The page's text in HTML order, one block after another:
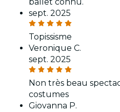
sept. 2025
Topissisme
Veronique C.
sept. 2025
Non très beau
costumes
Giovanna P.